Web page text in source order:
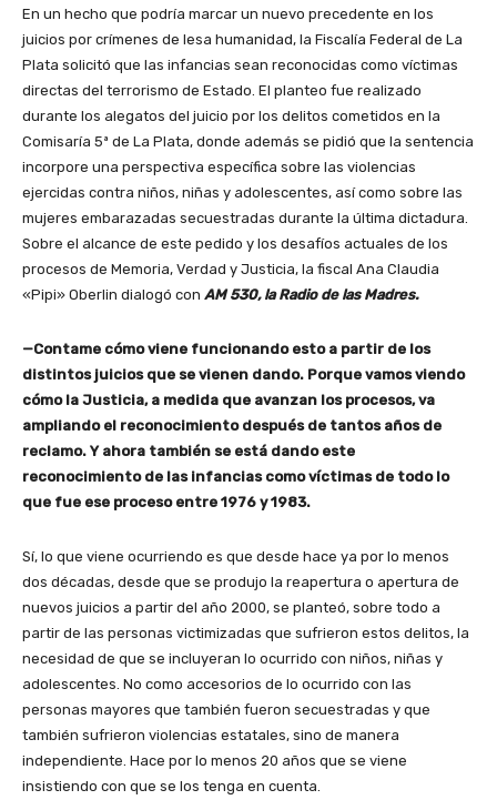
En un hecho que podría marcar un nuevo precedente en los
juicios por crímenes de lesa humanidad, la Fiscalía Federal de La
Plata solicitó que las infancias sean reconocidas como víctimas
directas del terrorismo de Estado. El planteo fue realizado
durante los alegatos del juicio por los delitos cometidos en la
Comisaría 5ª de La Plata, donde además se pidió que la sentencia
incorpore una perspectiva específica sobre las violencias
ejercidas contra niños, niñas y adolescentes, así como sobre las
mujeres embarazadas secuestradas durante la última dictadura.
Sobre el alcance de este pedido y los desafíos actuales de los
procesos de Memoria, Verdad y Justicia, la fiscal Ana Claudia
«Pipi» Oberlin dialogó con AM 530, la Radio de las Madres.
—Contame cómo viene funcionando esto a partir de los
distintos juicios que se vienen dando. Porque vamos viendo
cómo la Justicia, a medida que avanzan los procesos, va
ampliando el reconocimiento después de tantos años de
reclamo. Y ahora también se está dando este
reconocimiento de las infancias como víctimas de todo lo
que fue ese proceso entre 1976 y 1983.
Sí, lo que viene ocurriendo es que desde hace ya por lo menos
dos décadas, desde que se produjo la reapertura o apertura de
nuevos juicios a partir del año 2000, se planteó, sobre todo a
partir de las personas victimizadas que sufrieron estos delitos, la
necesidad de que se incluyeran lo ocurrido con niños, niñas y
adolescentes. No como accesorios de lo ocurrido con las
personas mayores que también fueron secuestradas y que
también sufrieron violencias estatales, sino de manera
independiente. Hace por lo menos 20 años que se viene
insistiendo con que se los tenga en cuenta.